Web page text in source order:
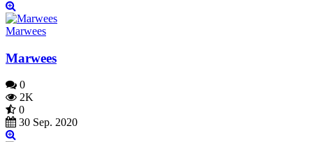
Marwees
Marwees
0
2K
0
30 Sep. 2020